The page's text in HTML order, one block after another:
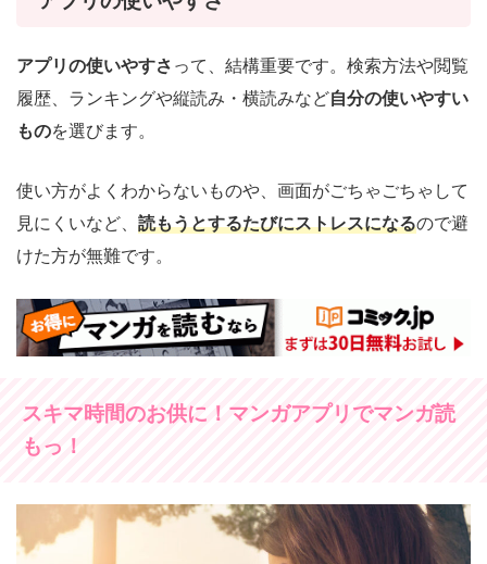
アプリの使いやすさ って、結構重要です。検索方法や閲覧
履歴、ランキングや縦読み・横読みなど自分の使いやすい
ものを選びます。
使い方がよくわからないものや、画面がごちゃごちゃして
見にくいなど、 読もうとするたびにストレスになるので避
けた方が無難です。
スキマ時間のお供に！マンガアプリでマンガ読
もっ！